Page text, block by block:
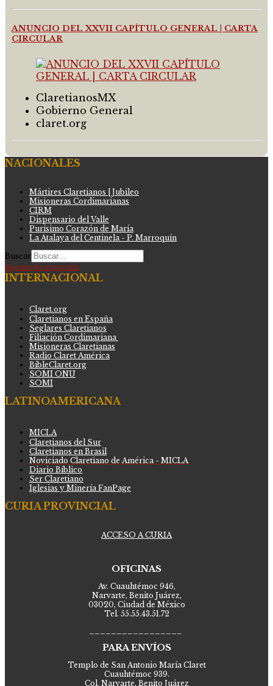
ANUNCIO DEL XXVII CAPÍTULO GENERAL | CARTA
CIRCULAR
ClaretianosMX
Gobierno General
claret.org
NACIONALES
Mártires Claretianos | Jubileo
Misioneras Cordimarianas
CIRM
Dispensario del Valle
Purísimo Corazón de María
La Atalaya del Centinela - P. Marroquín
Buscar
Búsqueda avanzada
INTERNACIONAL
Claret.org
Claretianos en España
Seglares Claretianos
Filiación Cordimariana
Misioneras Claretianas
Radio Claret América
BibleClaret.org
SOMI ONU
SOMI
LATINOAMERICANA
MICLA
Claretianos del Sur
Claretianos en Brasil
Noviciado Claretiano de América - MICLA
Diario Bíblico
Ser Claretiano
Iglesias y Minería FanPage
CURIA PROVINCIAL
ACCESO A CURIA
OFICINAS
Av. Cuauhtémoc 946,
Narvarte, Benito Juárez,
03020, Ciudad de México
Tel. 55.55.43.51.72
PARA ENVÍOS
Templo de San Antonio María Claret
Cuauhtémoc 939.
Col. Narvarte, Benito Juárez